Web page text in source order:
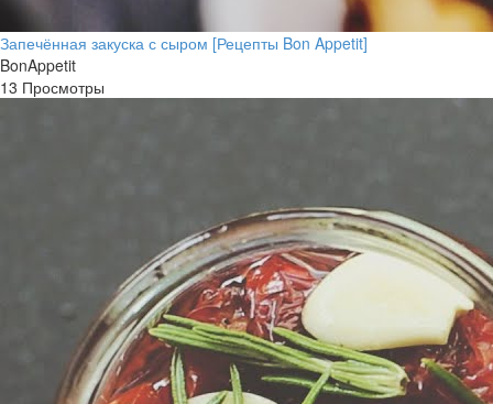
Запечённая закуска с сыром [Рецепты Bon Appetit]
BonAppetit
13 Просмотры